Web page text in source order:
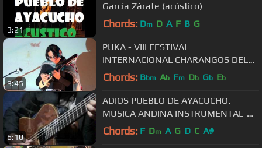
3:21
García Zárate (acústico)
Chords: Dm D A F B G
3:45
PUKA - VIII FESTIVAL
INTERNACIONAL CHARANGOS DEL
MUNDO CUSCO 2012
Chords: Bbm Ab Fm Db Gb Eb
6:10
ADIOS PUEBLO DE AYACUCHO.
MUSICA ANDINA INSTRUMENTAL-
GAVILAN
Chords: F Dm A G D C A#